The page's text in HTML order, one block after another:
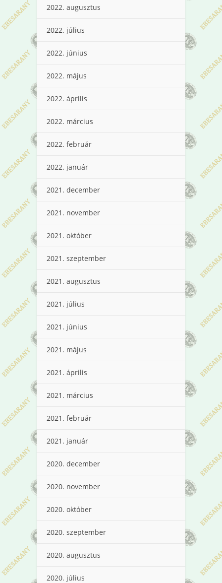
2022. augusztus
2022. július
2022. június
2022. május
2022. április
2022. március
2022. február
2022. január
2021. december
2021. november
2021. október
2021. szeptember
2021. augusztus
2021. július
2021. június
2021. május
2021. április
2021. március
2021. február
2021. január
2020. december
2020. november
2020. október
2020. szeptember
2020. augusztus
2020. július